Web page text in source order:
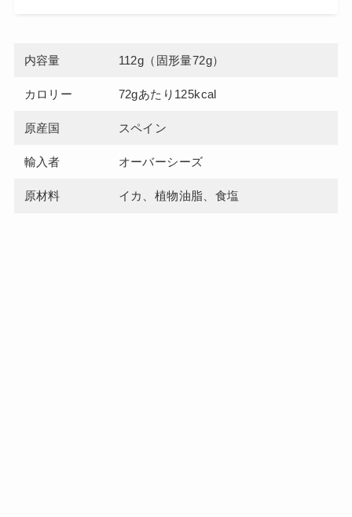
内容量 112g（固形量72g）
カロリー 72gあたり125kcal
原産国 スペイン
輸入者 オーバーシーズ
原材料 イカ、植物油脂、食塩